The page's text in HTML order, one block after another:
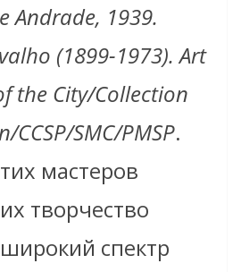
Andrade, 1939.
(1899-1973). Art
the City/Collection
CCSP/SMC/PMSP.
мастеров
творчество
спектр